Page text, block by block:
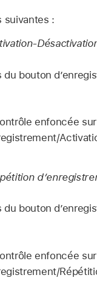
suivantes :
bouton
enfoncée
bouton
enfoncée